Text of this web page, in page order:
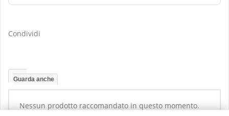
Condividi
Guarda anche
Nessun prodotto raccomandato in questo momento.